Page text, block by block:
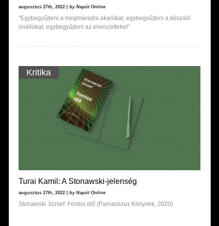
augusztus 27th, 2022 | by Napút Online
"Egybegyűjteni a megmaradni akarókat, egybegyűjteni a kószáló
önállókat, egybegyűjteni az elveszetteket"
Kritika
Turai Kamil: A Stonawski-jelenség
augusztus 27th, 2022 | by Napút Online
Stonawski József: Fontos idő (Parnasszus Könyvek, 2020)